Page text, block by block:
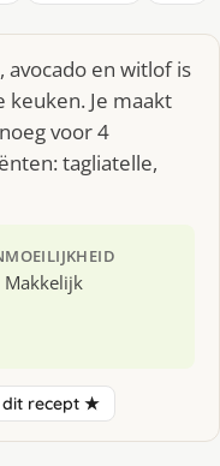
avocado en witlof is
Je maakt
voor 4
tagliatelle,
MOEILIJKHEID
Makkelijk
dit recept ★